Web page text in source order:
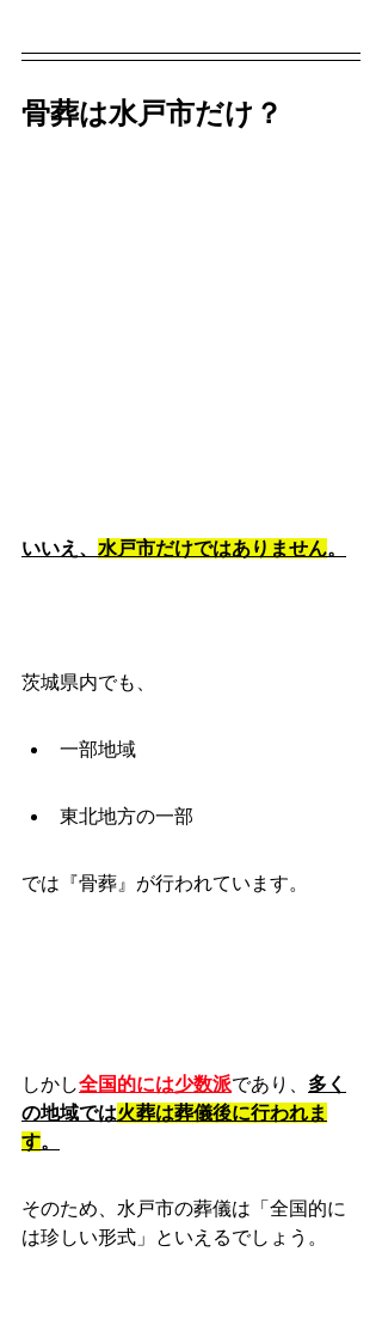
骨葬は水戸市だけ？
いいえ、 水戸市だけではありません。
茨城県内でも、
一部地域
東北地方の一部
では『骨葬』が行われています。
しかし全国的には少数派であり、 多く
の地域では火葬は葬儀後に行われま
す。
そのため、水戸市の葬儀は「全国的に
は珍しい形式」といえるでしょう。